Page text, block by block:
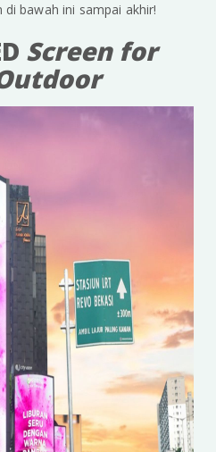
bawah ini sampai akhir!
Screen for